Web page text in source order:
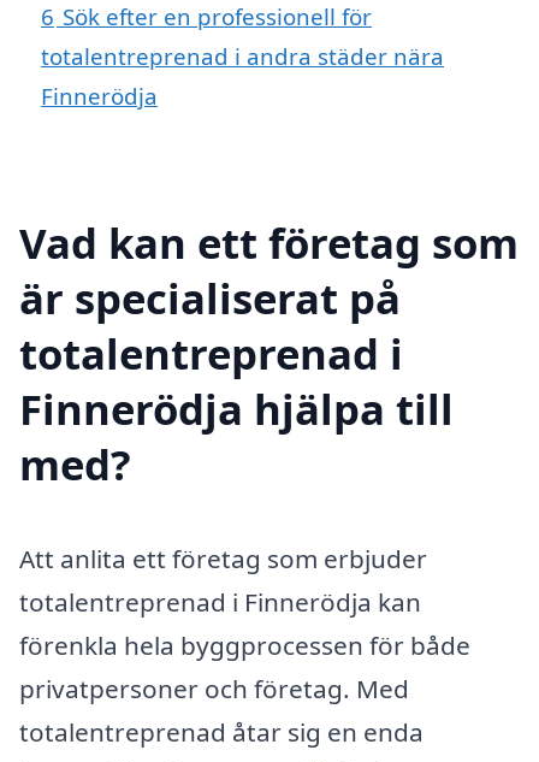
6 Sök efter en professionell för
totalentreprenad i andra städer nära
Finnerödja
Vad kan ett företag som
är specialiserat på
totalentreprenad i
Finnerödja hjälpa till
med?
Att anlita ett företag som erbjuder
totalentreprenad i Finnerödja kan
förenkla hela byggprocessen för både
privatpersoner och företag. Med
totalentreprenad åtar sig en enda